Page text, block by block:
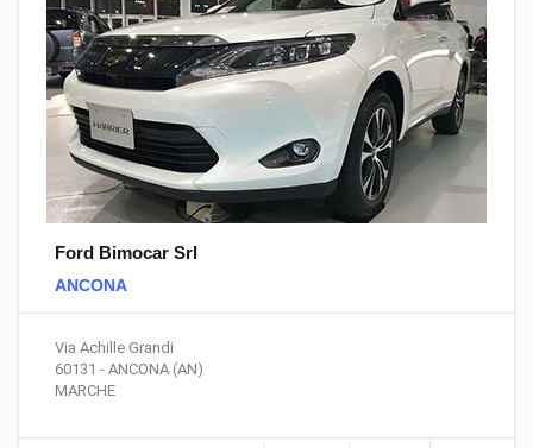
Ford Bimocar Srl
ANCONA
Via Achille Grandi
60131 - ANCONA (AN)
MARCHE